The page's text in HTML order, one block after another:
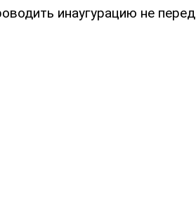
инаугурацию не перед